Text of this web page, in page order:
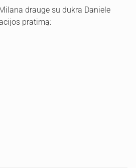
drauge su dukra Daniele
pratimą: